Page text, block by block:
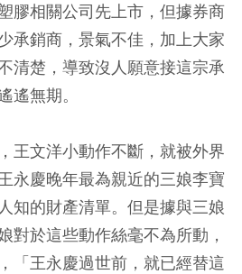
膠相關公司先上市，但據券商
承銷商，景氣不佳，加上大家
清楚，導致沒人願意接這宗承
遙無期。
王文洋小動作不斷，就被外界
永慶晚年最為親近的三娘李寶
知的財產清單。但是據與三娘
對於這些動作絲毫不為所動，
「王永慶過世前，就已經替這